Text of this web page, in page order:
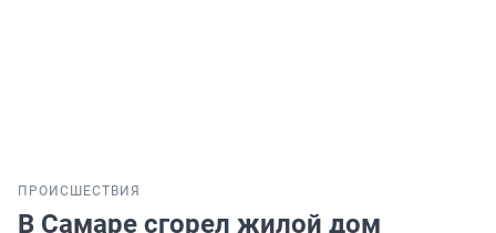
ПРОИСШЕСТВИЯ
В Самаре сгорел жилой дом